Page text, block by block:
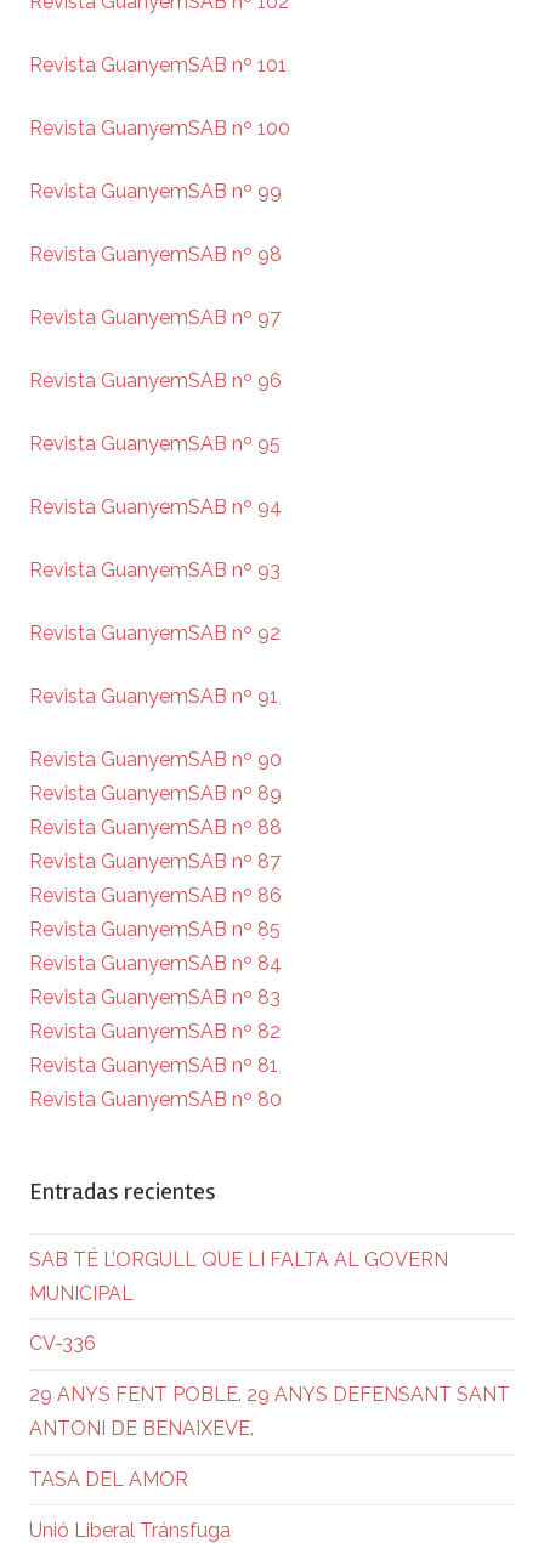
Revista GuanyemSAB nº 101
Revista GuanyemSAB nº 100
Revista GuanyemSAB nº 99
Revista GuanyemSAB nº 98
Revista GuanyemSAB nº 97
Revista GuanyemSAB nº 96
Revista GuanyemSAB nº 95
Revista GuanyemSAB nº 94
Revista GuanyemSAB nº 93
Revista GuanyemSAB nº 92
Revista GuanyemSAB nº 91
Revista GuanyemSAB nº 90
Revista GuanyemSAB nº 89
Revista GuanyemSAB nº 88
Revista GuanyemSAB nº 87
Revista GuanyemSAB nº 86
Revista GuanyemSAB nº 85
Revista GuanyemSAB nº 84
Revista GuanyemSAB nº 83
Revista GuanyemSAB nº 82
Revista GuanyemSAB nº 81
Revista GuanyemSAB nº 80
Entradas recientes
SAB TÉ L’ORGULL QUE LI FALTA AL GOVERN
MUNICIPAL
CV-336
29 ANYS FENT POBLE. 29 ANYS DEFENSANT SANT
ANTONI DE BENAIXEVE.
TASA DEL AMOR
Unió Liberal Tránsfuga